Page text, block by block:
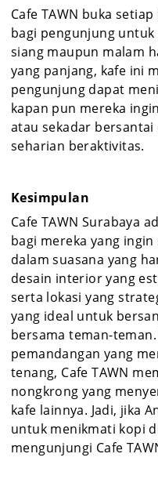
Cafe TAWN buka
bagi pengunjung
siang maupun malam
yang panjang, kafe ini
pengunjung dapat
kapan pun mereka
atau sekadar
seharian beraktivitas.
Kesimpulan
Cafe TAWN Surabaya
bagi mereka yang
dalam suasana yang
desain interior yang
serta lokasi yang
yang ideal untuk
bersama teman-
pemandangan yang
tenang, Cafe TAWN
nongkrong yang
kafe lainnya. Jadi, jika
untuk menikmati kopi
mengunjungi Cafe